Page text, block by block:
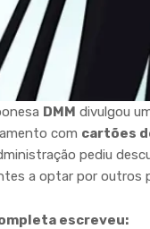
DMM divulgou
com cartões
pediu
a optar por outros
escreveu: